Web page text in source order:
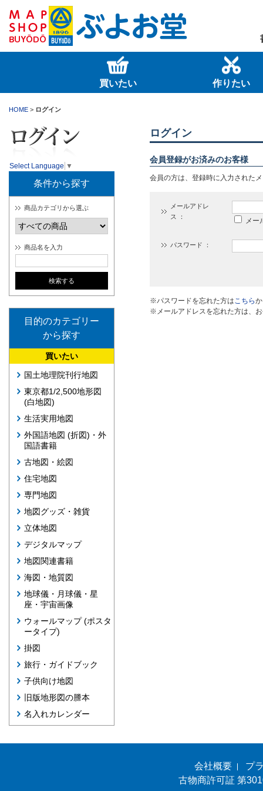
買いたい 作りたい
HOME > ログイン
Select Language ▼
条件から探す
商品カテゴリから選ぶ
商品名を入力
目的のカテゴリー
から探す
買いたい
国土地理院刊行地図
東京都1/2,500地形図
(白地図)
生活実用地図
外国語地図 (折図)・外
国語書籍
古地図・絵図
住宅地図
専門地図
地図グッズ・雑貨
立体地図
デジタルマップ
地図関連書籍
海図・地質図
地球儀・月球儀・星
座・宇宙画像
ウォールマップ (ポスタ
ータイプ)
掛図
旅行・ガイドブック
子供向け地図
旧版地形図の謄本
名入れカレンダー
ログイン
会員登録がお済みのお客様
会員の方は、登録時に入力された
メールアドレ
ス ：
メー
パスワード ：
※パスワードを忘れた方はこちら
※メールアドレスを忘れた方は、
会社概要
プ
古物商許可証 第